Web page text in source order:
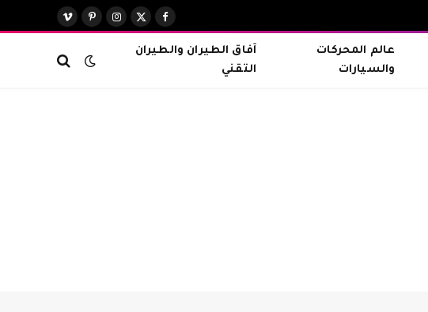
فيسبوك
X
الانستغرامبينتيريست
فيميو
عالم المحركات
والسيارات
آفاق الطيران والطيران
التقني